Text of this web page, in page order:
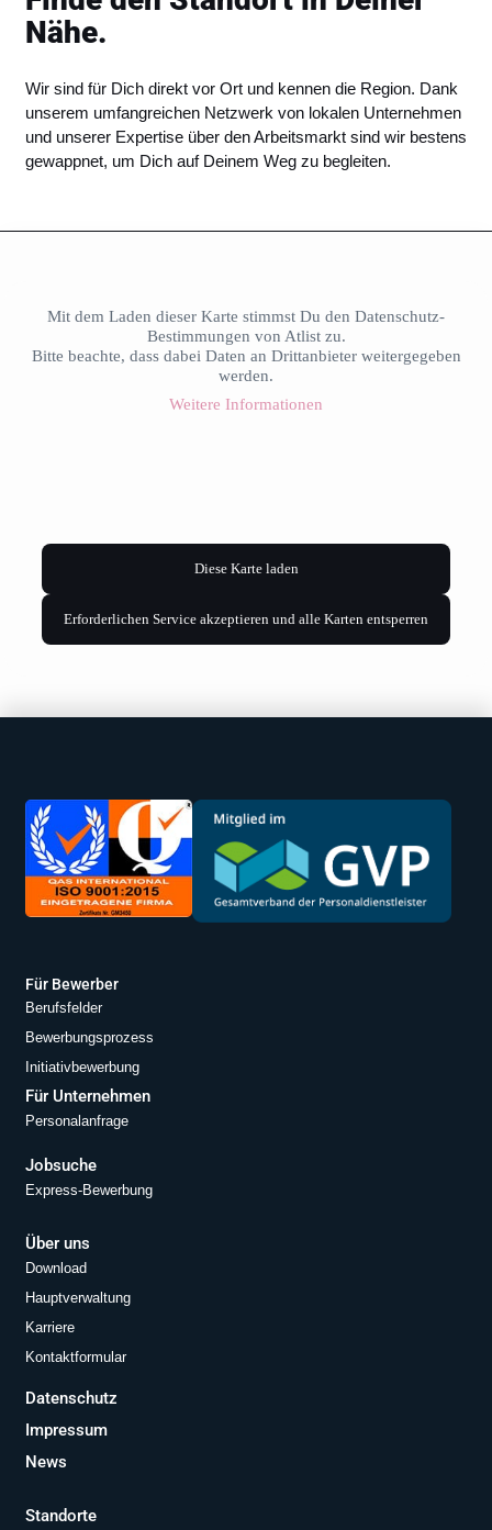
Nähe.
Wir sind für Dich direkt vor Ort und kennen die Region. Dank
unserem umfangreichen Netzwerk von lokalen Unternehmen
und unserer Expertise über den Arbeitsmarkt sind wir bestens
gewappnet, um Dich auf Deinem Weg zu begleiten.
Mit dem Laden dieser Karte stimmst Du den Datenschutz-
Bestimmungen von Atlist zu.
Bitte beachte, dass dabei Daten an Drittanbieter weitergegeben
werden.
Weitere Informationen
Diese Karte laden
Erforderlichen Service akzeptieren und alle Karten entsperren
Für Bewerber
Berufsfelder
Bewerbungsprozess
Initiativbewerbung
Für Unternehmen
Personalanfrage
Jobsuche
Express-Bewerbung
Über uns
Download
Hauptverwaltung
Karriere
Kontaktformular
Datenschutz
Impressum
News
Standorte